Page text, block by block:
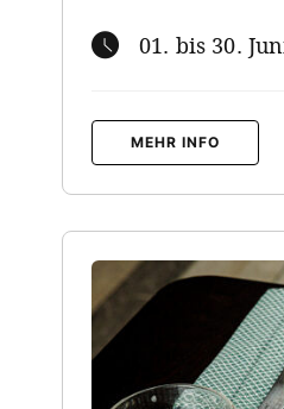
01. bis 30.
MEHR INFO